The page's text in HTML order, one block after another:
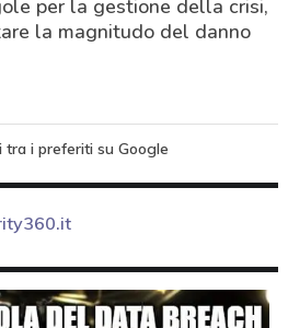
per la gestione della crisi,
la magnitudo del danno
tra i preferiti su Google